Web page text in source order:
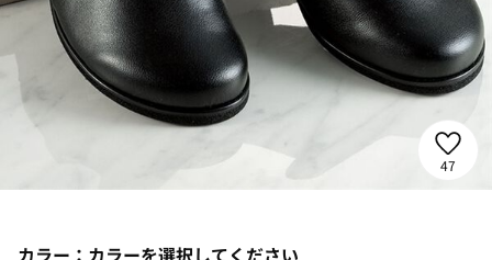
47
カラー： カラーを選択してください